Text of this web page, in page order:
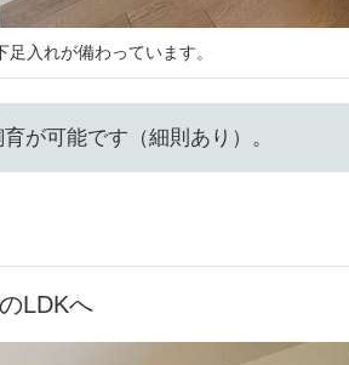
入れが備わっています。
が可能です（細則あり）。
LDKへ